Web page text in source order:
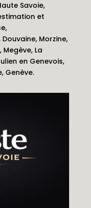
Savoie,
et
Morzine,
La
en Genevois,
Genève.